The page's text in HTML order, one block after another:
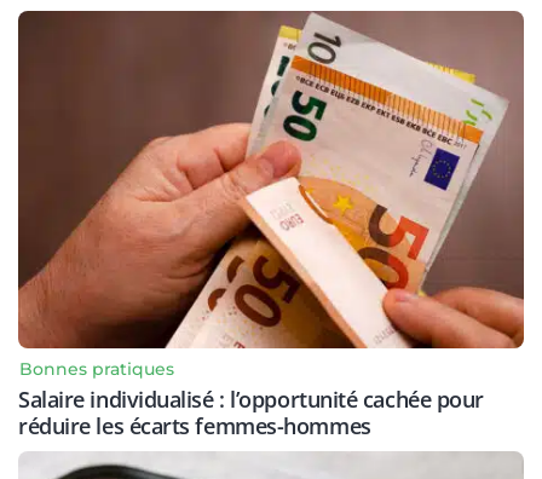
Bonnes pratiques
Salaire individualisé : l’opportunité cachée pour
réduire les écarts femmes-hommes